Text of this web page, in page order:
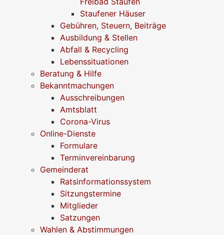
Staufener Häuser
Gebühren, Steuern, Beiträge
Ausbildung & Stellen
Abfall & Recycling
Lebenssituationen
Beratung & Hilfe
Bekanntmachungen
Ausschreibungen
Amtsblatt
Corona-Virus
Online-Dienste
Formulare
Terminvereinbarung
Gemeinderat
Ratsinformationssystem
Sitzungstermine
Mitglieder
Satzungen
Wahlen & Abstimmungen